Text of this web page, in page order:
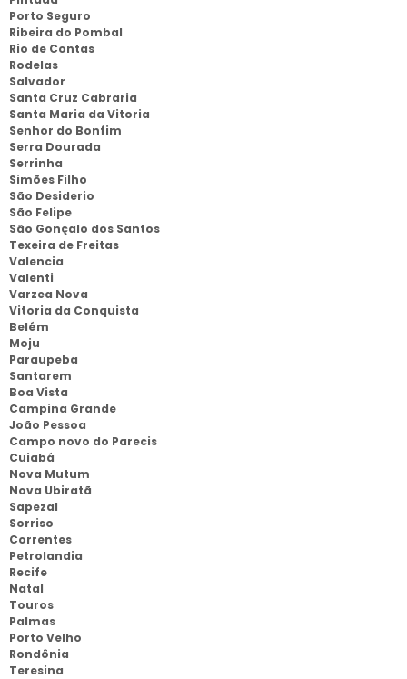
Porto Seguro
Ribeira do Pombal
Rio de Contas
Rodelas
Salvador
Santa Cruz Cabraria
Santa Maria da Vitoria
Senhor do Bonfim
Serra Dourada
Serrinha
Simões Filho
São Desiderio
São Felipe
São Gonçalo dos Santos
Texeira de Freitas
Valencia
Valenti
Varzea Nova
Vitoria da Conquista
Belém
Moju
Paraupeba
Santarem
Boa Vista
Campina Grande
João Pessoa
Campo novo do Parecis
Cuiabá
Nova Mutum
Nova Ubiratã
Sapezal
Sorriso
Correntes
Petrolandia
Recife
Natal
Touros
Palmas
Porto Velho
Rondônia
Teresina